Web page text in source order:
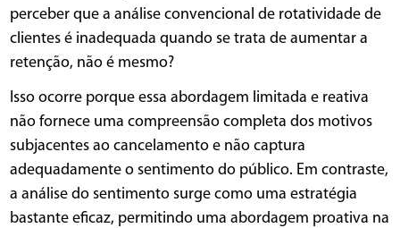
perceber que a análise convencional de rotatividade de
clientes é inadequada quando se trata de aumentar a
retenção, não é mesmo?
Isso ocorre porque essa abordagem limitada e reativa
não fornece uma compreensão completa dos motivos
subjacentes ao cancelamento e não captura
adequadamente o sentimento do público. Em contraste,
a análise do sentimento surge como uma estratégia
bastante eficaz, permitindo uma abordagem proativa na